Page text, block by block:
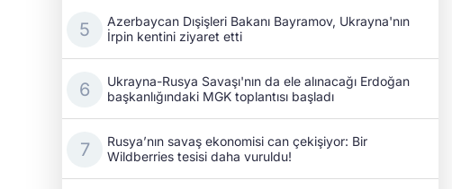
Azerbaycan Dışişleri Bakanı Bayramov, Ukrayna'nın
İrpin kentini ziyaret etti
Ukrayna-Rusya Savaşı'nın da ele alınacağı Erdoğan
başkanlığındaki MGK toplantısı başladı
Rusya’nın savaş ekonomisi can çekişiyor: Bir
Wildberries tesisi daha vuruldu!